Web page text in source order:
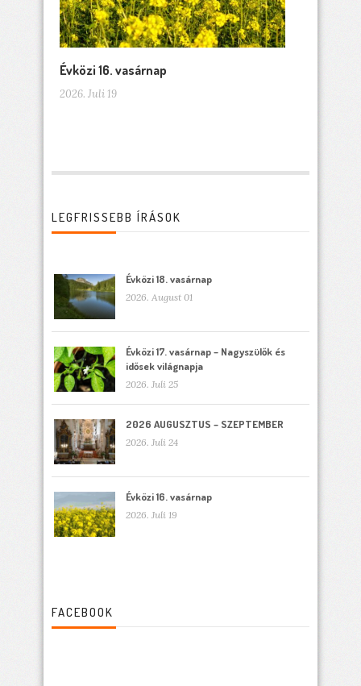
Évközi 16. vasárnap
2026. Juli 19
LEGFRISSEBB ÍRÁSOK
Évközi 18. vasárnap
2026. August 01
Évközi 17. vasárnap – Nagyszülők és
idősek világnapja
2026. Juli 25
2026 AUGUSZTUS – SZEPTEMBER
2026. Juli 24
Évközi 16. vasárnap
2026. Juli 19
FACEBOOK